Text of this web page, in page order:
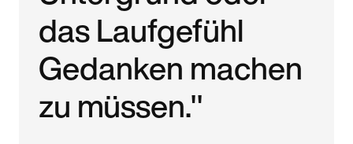
das Laufgefühl
Gedanken machen
zu müssen."